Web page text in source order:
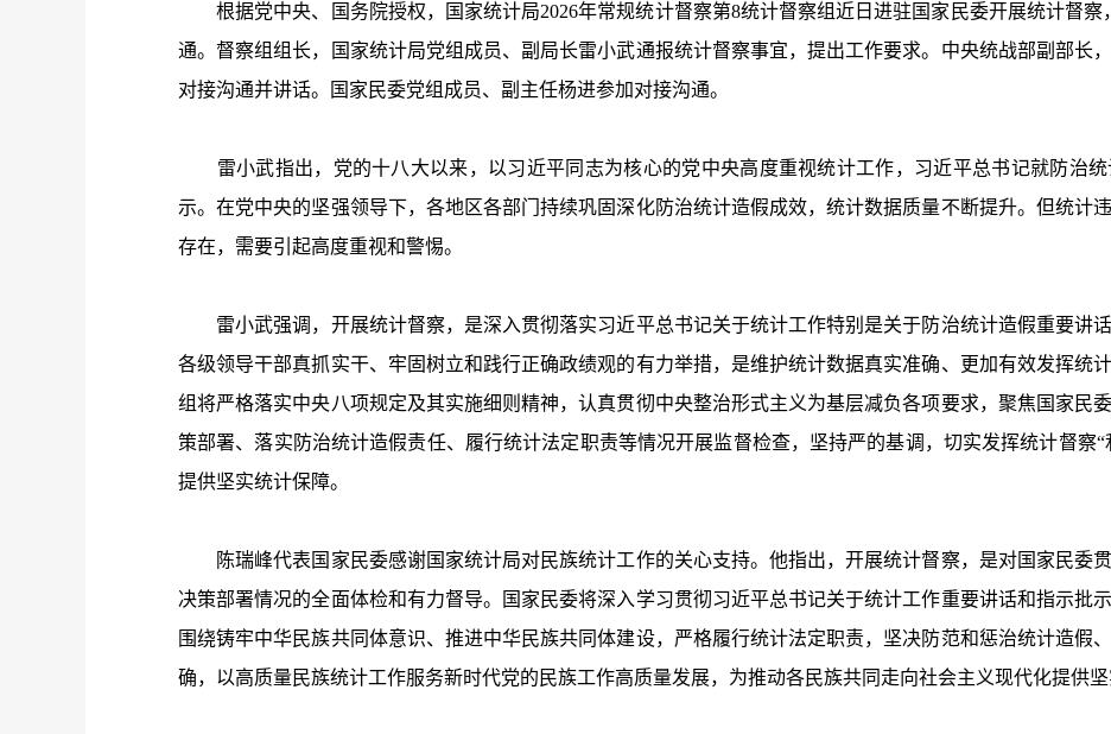
根据党中央、国务院授权，国家统计局2026年常规统计督察第8统计督察组近日进驻国家民委开展统计督察
通。督察组组长，国家统计局党组成员、副局长雷小武通报统计督察事宜，提出工作要求。中央统战部副部长
对接沟通并讲话。国家民委党组成员、副主任杨进参加对接沟通。
雷小武指出，党的十八大以来，以习近平同志为核心的党中央高度重视统计工作，习近平总书记就防治统
示。在党中央的坚强领导下，各地区各部门持续巩固深化防治统计造假成效，统计数据质量不断提升。但统计
存在，需要引起高度重视和警惕。
雷小武强调，开展统计督察，是深入贯彻落实习近平总书记关于统计工作特别是关于防治统计造假重要讲
各级领导干部真抓实干、牢固树立和践行正确政绩观的有力举措，是维护统计数据真实准确、更加有效发挥统
组将严格落实中央八项规定及其实施细则精神，认真贯彻中央整治形式主义为基层减负各项要求，聚焦国家民
策部署、落实防治统计造假责任、履行统计法定职责等情况开展监督检查，坚持严的基调，切实发挥统计督察“
提供坚实统计保障。
陈瑞峰代表国家民委感谢国家统计局对民族统计工作的关心支持。他指出，开展统计督察，是对国家民委
决策部署情况的全面体检和有力督导。国家民委将深入学习贯彻习近平总书记关于统计工作重要讲话和指示批
围绕铸牢中华民族共同体意识、推进中华民族共同体建设，严格履行统计法定职责，坚决防范和惩治统计造假
确，以高质量民族统计工作服务新时代党的民族工作高质量发展，为推动各民族共同走向社会主义现代化提供坚